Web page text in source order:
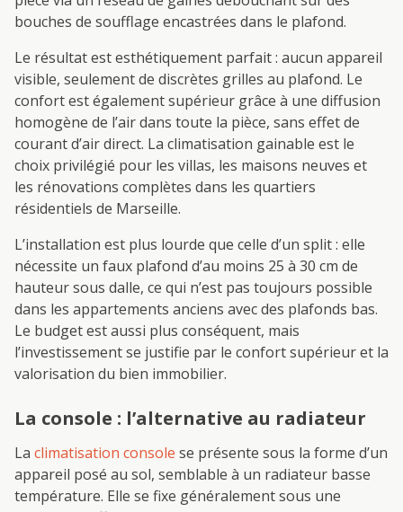
bouches de soufflage encastrées dans le plafond.
Le résultat est esthétiquement parfait : aucun appareil
visible, seulement de discrètes grilles au plafond. Le
confort est également supérieur grâce à une diffusion
homogène de l’air dans toute la pièce, sans effet de
courant d’air direct. La climatisation gainable est le
choix privilégié pour les villas, les maisons neuves et
les rénovations complètes dans les quartiers
résidentiels de Marseille.
L’installation est plus lourde que celle d’un split : elle
nécessite un faux plafond d’au moins 25 à 30 cm de
hauteur sous dalle, ce qui n’est pas toujours possible
dans les appartements anciens avec des plafonds bas.
Le budget est aussi plus conséquent, mais
l’investissement se justifie par le confort supérieur et la
valorisation du bien immobilier.
La console : l’alternative au radiateur
La climatisation console se présente sous la forme d’un
appareil posé au sol, semblable à un radiateur basse
température. Elle se fixe généralement sous une